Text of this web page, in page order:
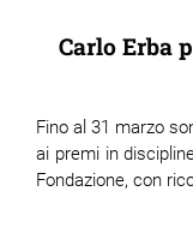
Carlo Erba
Fino al 31 marzo
ai premi in
Fondazione, con